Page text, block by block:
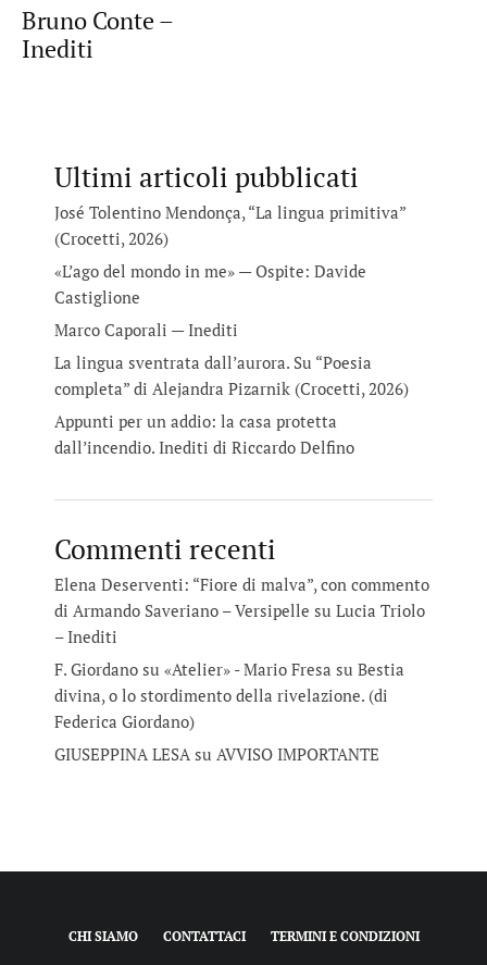
Bruno Conte –
Inediti
Ultimi articoli pubblicati
José Tolentino Mendonça, “La lingua primitiva”
(Crocetti, 2026)
«L’ago del mondo in me» — Ospite: Davide
Castiglione
Marco Caporali — Inediti
La lingua sventrata dall’aurora. Su “Poesia
completa” di Alejandra Pizarnik (Crocetti, 2026)
Appunti per un addio: la casa protetta
dall’incendio. Inediti di Riccardo Delfino
Commenti recenti
Elena Deserventi: “Fiore di malva”, con commento
di Armando Saveriano – Versipelle su Lucia Triolo
– Inediti
F. Giordano su «Atelier» - Mario Fresa su Bestia
divina, o lo stordimento della rivelazione. (di
Federica Giordano)
GIUSEPPINA LESAsu AVVISO IMPORTANTE
CHI SIAMO CONTATTACI TERMINI E CONDIZIONI